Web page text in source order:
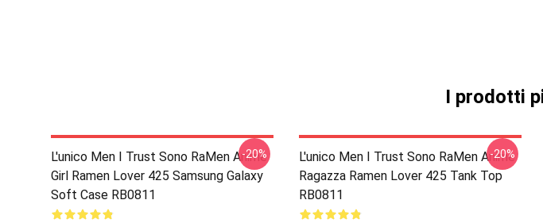
I prodotti
L'unico Men I Trust Sono RaMen Anime
Girl Ramen Lover 425 Samsung Galaxy
Soft Case RB0811
-20%
L'unico Men I Trust Sono RaMen Anime
Ragazza Ramen Lover 425 Tank Top
RB0811
-20%